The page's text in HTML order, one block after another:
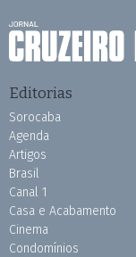
Editorias
Sorocaba
Agenda
Artigos
Brasil
Canal 1
Casa e Acabamento
Cinema
Condomínios